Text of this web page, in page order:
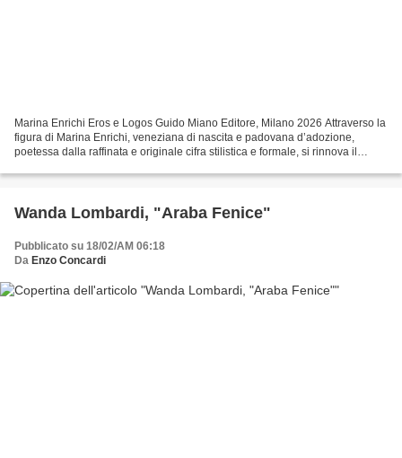
Marina Enrichi Eros e Logos Guido Miano Editore, Milano 2026 Attraverso la
figura di Marina Enrichi, veneziana di nascita e padovana d’adozione,
poetessa dalla raffinata e originale cifra stilistica e formale, si rinnova il
Wanda Lombardi, "Araba Fenice"
Pubblicato su 18/02/AM 06:18
Da Enzo Concardi